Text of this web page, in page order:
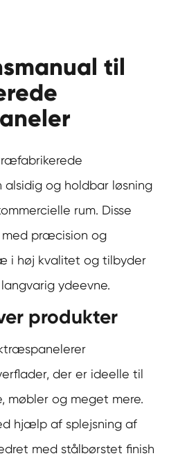
til
alsidig og holdbar løsning
rum. Disse
præcision og
i høj kvalitet og tilbyder
ydeevne.
produkter
er
der er ideelle til
møbler og meget mere.
hjælp af splejsning af
med stålbørstet finish